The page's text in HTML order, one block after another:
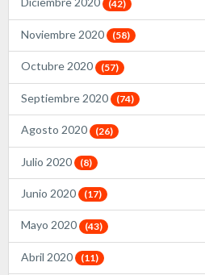
(42)
Noviembre 2020 (58)
Octubre 2020 (57)
Septiembre 2020 (74)
Agosto 2020 (26)
Julio 2020 (8)
Junio 2020 (17)
Mayo 2020 (43)
Abril 2020 (11)